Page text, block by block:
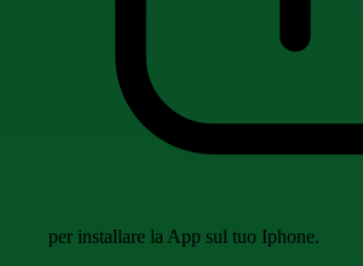
per installare la App sul tuo Iphone.